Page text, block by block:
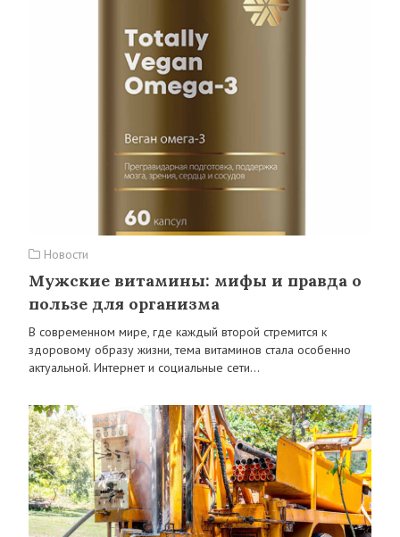
Новости
Мужские витамины: мифы и правда о
пользе для организма
В современном мире, где каждый второй стремится к
здоровому образу жизни, тема витаминов стала особенно
актуальной. Интернет и социальные сети…